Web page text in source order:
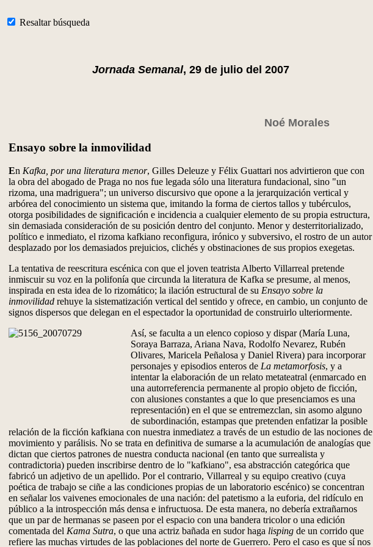
Resaltar búsqueda
Jornada Semanal, 29 de julio del 2007
Noé Morales
Ensayo sobre la inmovilidad
En Kafka, por una literatura menor, Gilles Deleuze y Félix Guattari nos advirtieron que con
la obra del abogado de Praga no nos fue legada sólo una literatura fundacional, sino "un
rizoma, una madriguera"; un universo discursivo que opone a la jerarquización vertical y
arbórea del conocimiento un sistema que, imitando la forma de ciertos tallos y tubérculos,
otorga posibilidades de significación e incidencia a cualquier elemento de su propia estructura,
sin demasiada consideración de su posición dentro del conjunto. Menor y desterritorializado,
político e inmediato, el rizoma kafkiano reconfigura, irónico y subversivo, el rostro de un autor
desplazado por los demasiados prejuicios, clichés y obstinaciones de sus propios exegetas.
La tentativa de reescritura escénica con que el joven teatrista Alberto Villarreal pretende
inmiscuir su voz en la polifonía que circunda la literatura de Kafka se presume, al menos,
inspirada en esta idea de lo rizomático; la ilación estructural de su Ensayo sobre la
inmovilidad rehuye la sistematización vertical del sentido y ofrece, en cambio, un conjunto de
signos dispersos que delegan en el espectador la oportunidad de construirlo ulteriormente.
Así, se faculta a un elenco copioso y dispar (María Luna,
Soraya Barraza, Ariana Nava, Rodolfo Nevarez, Rubén
Olivares, Maricela Peñalosa y Daniel Rivera) para incorporar
personajes y episodios enteros de La metamorfosis, y a
intentar la elaboración de un relato metateatral (enmarcado en
una autorreferencia permanente al propio objeto de ficción,
con alusiones constantes a que lo que presenciamos es una
representación) en el que se entremezclan, sin asomo alguno
de subordinación, estampas que pretenden enfatizar la posible
relación de la ficción kafkiana con nuestra inmediatez a través de un estudio de las nociones de
movimiento y parálisis. No se trata en definitiva de sumarse a la acumulación de analogías que
dictan que ciertos patrones de nuestra conducta nacional (en tanto que surrealista y
contradictoria) pueden inscribirse dentro de lo "kafkiano", esa abstracción categórica que
fabricó un adjetivo de un apellido. Por el contrario, Villarreal y su equipo creativo (cuya
poética de trabajo se ciñe a las condiciones propias de un laboratorio escénico) se concentran
en señalar los vaivenes emocionales de una nación: del patetismo a la euforia, del ridículo en
público a la introspección más densa e infructuosa. De esta manera, no debería extrañarnos
que un par de hermanas se paseen por el espacio con una bandera tricolor o una edición
comentada del Kama Sutra, o que una actriz bañada en sudor haga lisping de un corrido que
refiere las muchas virtudes de las poblaciones del norte de Guerrero. Pero el caso es que sí nos